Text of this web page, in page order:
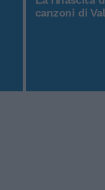
canzoni di